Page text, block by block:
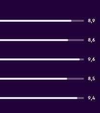
8,9
8,6
9,6
8,5
9,4